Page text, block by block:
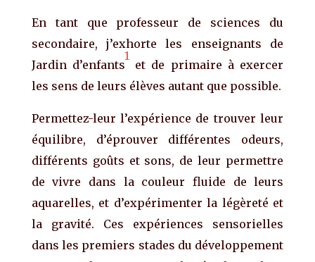
En tant que professeur de sciences du
secondaire, j’exhorte les enseignants de
Jardin d’enfants
1
et de primaire à exercer
les sens de leurs élèves autant que possible.
Permettez-leur l’expérience de trouver leur
équilibre, d’éprouver différentes odeurs,
différents goûts et sons, de leur permettre
de vivre dans la couleur fluide de leurs
aquarelles, et d’expérimenter la légèreté et
la gravité. Ces expériences sensorielles
dans les premiers stades du développement